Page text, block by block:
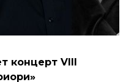
концерт VIII